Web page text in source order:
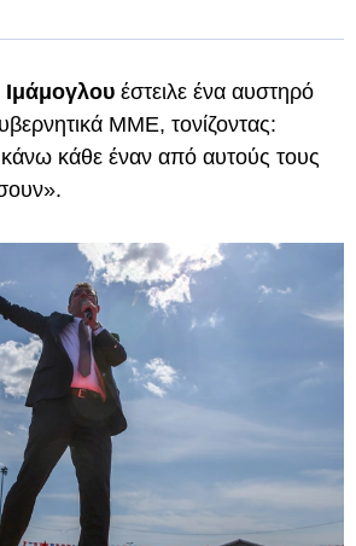
έστειλε ένα αυστηρό
ΜΜΕ, τονίζοντας:
κάνω κάθε έναν από αυτούς τους